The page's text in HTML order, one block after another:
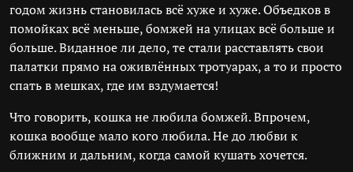
годом жизнь становилась всё хуже и хуже. Объедков в
помойках всё меньше, бомжей на улицах всё больше и
больше. Виданное ли дело, те стали расставлять свои
палатки прямо на оживлённых тротуарах, а то и просто
спать в мешках, где им вздумается!
Что говорить, кошка не любила бомжей. Впрочем,
кошка вообще мало кого любила. Не до любви к
ближним и дальним, когда самой кушать хочется.